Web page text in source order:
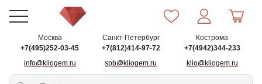
Москва
+7(495)252-03-45
info@kliogem.ru
Санкт-Петербург
+7(812)414-97-72
spb@kliogem.ru
Кострома
+7(4942)344-233
klio@kliogem.ru